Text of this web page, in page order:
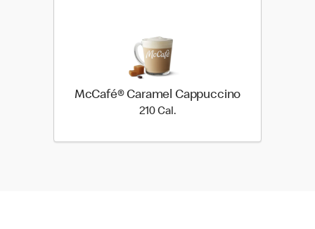
McCafé® Caramel Cappuccino
210 Cal.210 Cal.